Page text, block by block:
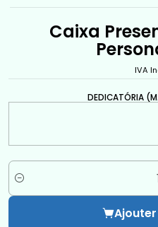
Caixa
IVA
DEDICATÓRIA
Quantité